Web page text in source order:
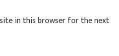
in this browser for the next